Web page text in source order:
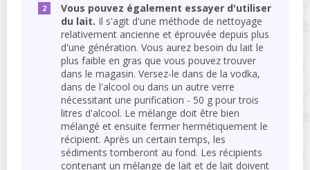
Vous pouvez également essayer d'utiliser
du lait. Il s'agit d'une méthode de nettoyage
relativement ancienne et éprouvée depuis plus
d'une génération. Vous aurez besoin du lait le
plus faible en gras que vous pouvez trouver
dans le magasin. Versez-le dans de la vodka,
dans de l'alcool ou dans un autre verre
nécessitant une purification - 50 g pour trois
litres d'alcool. Le mélange doit être bien
mélangé et ensuite fermer hermétiquement le
récipient. Après un certain temps, les
sédiments tomberont au fond. Les récipients
contenant un mélange de lait et de lait doivent